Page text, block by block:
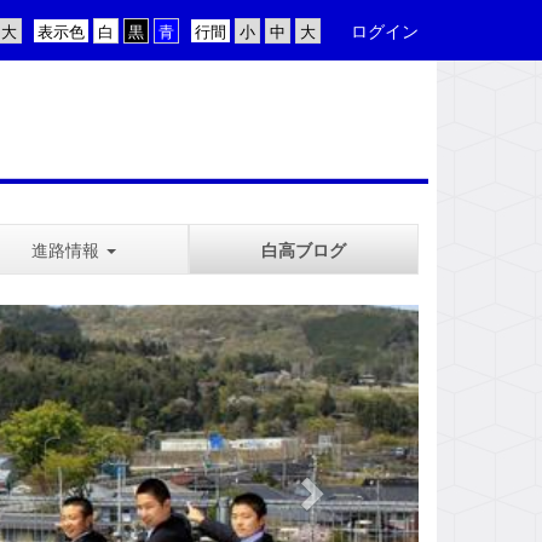
行間
表示色 ログイン
進路情報 白高ブログ
n
e
x
t